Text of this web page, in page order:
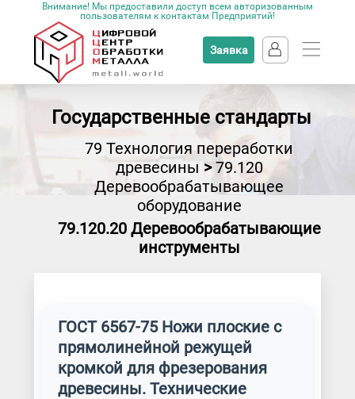
Внимание! Мы предоставили доступ всем авторизованным
пользователям к контактам Предприятий!
Заявка
Государственные стандарты
79 Технология переработки
древесины >79.120
Деревообрабатывающее
оборудование
79.120.20 Деревообрабатывающие
инструменты
ГОСТ 6567-75 Ножи плоские с
прямолинейной режущей
кромкой для фрезерования
древесины. Технические